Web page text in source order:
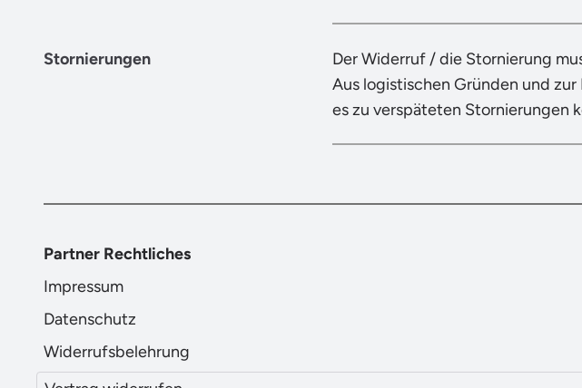
Stornierungen
Der Widerruf / die Stornierung
Aus logistischen Gründen und
es zu verspäteten Stornierungen
Partner Rechtliches
Impressum
Datenschutz
Widerrufsbelehrung